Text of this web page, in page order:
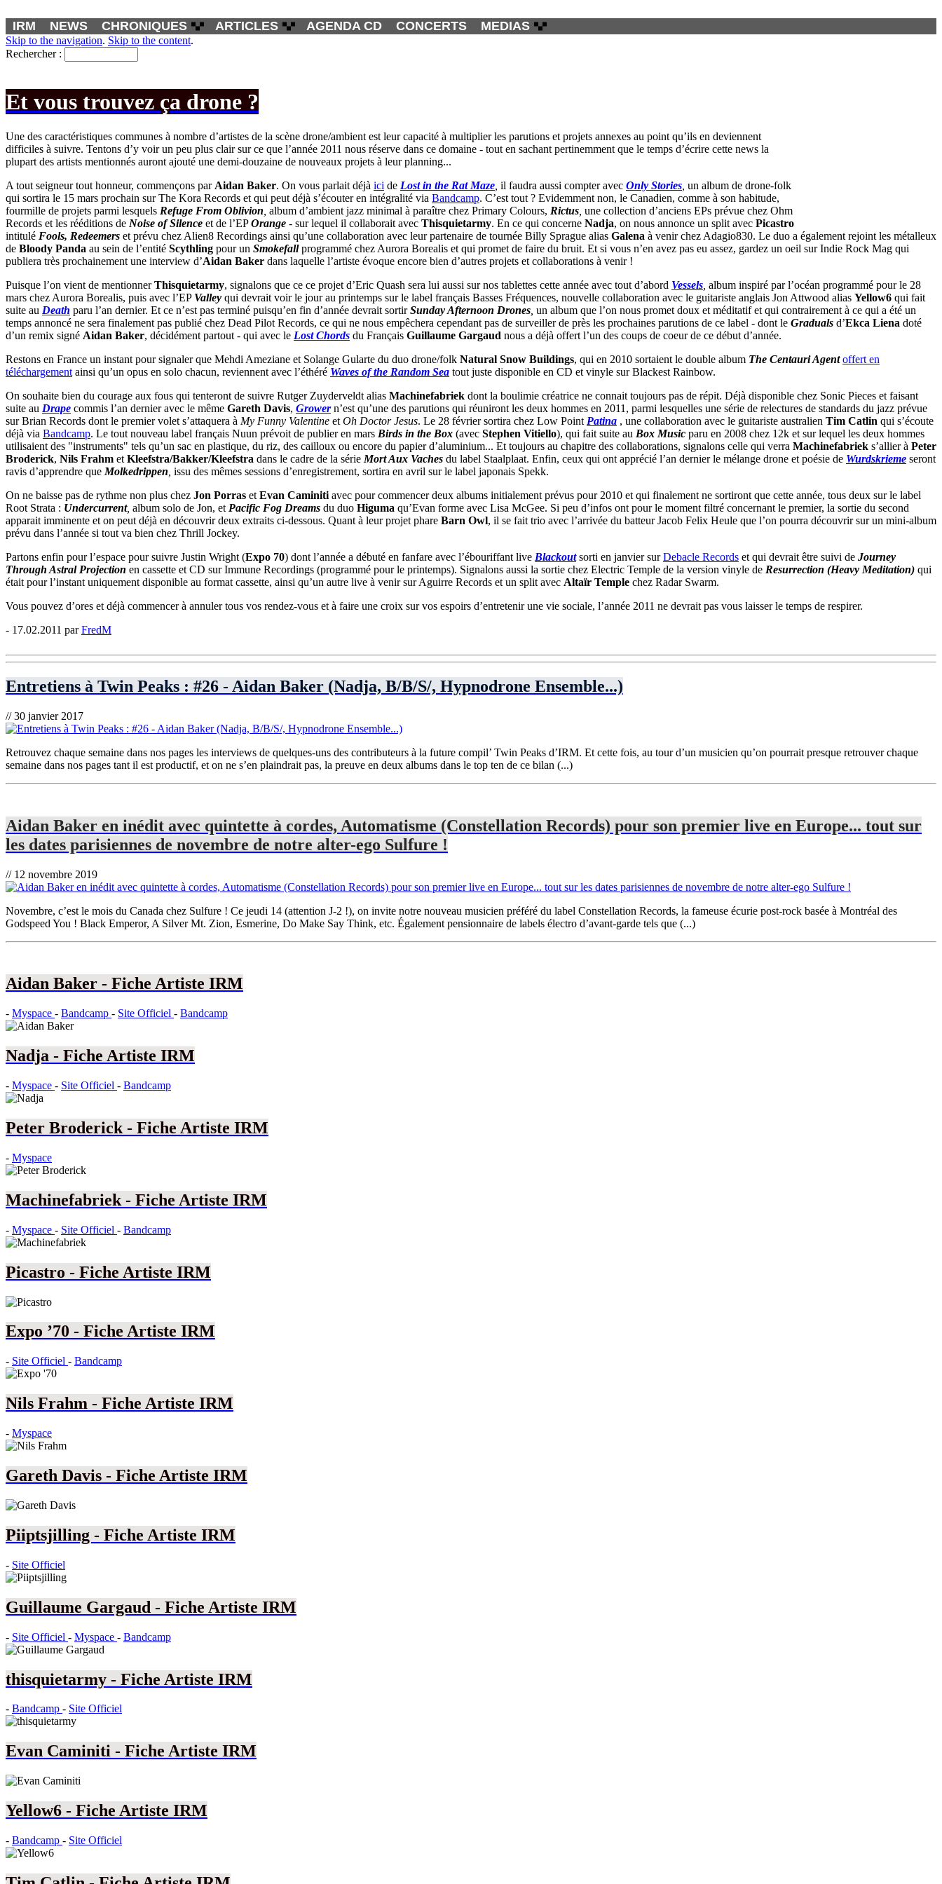
IRM NEWS CHRONIQUES ARTICLES AGENDA CD CONCERTS MEDIAS
Skip to the navigation. Skip to the content.
Rechercher :
Et vous trouvez ça drone ?
Une des caractéristiques communes à nombre d’artistes de la scène drone/ambient est leur capacité à multiplier les parutions et projets annexes au point qu’ils en deviennent
difficiles à suivre. Tentons d’y voir un peu plus clair sur ce que l’année 2011 nous réserve dans ce domaine - tout en sachant pertinemment que le temps d’écrire cette news la
plupart des artists mentionnés auront ajouté une demi-douzaine de nouveaux projets à leur planning...
A tout seigneur tout honneur, commençons par Aidan Baker. On vous parlait déjà ici de Lost in the Rat Maze il faudra aussi compter avec Only Stories un album de drone-folk
qui sortira le 15 mars prochain sur The Kora Records et qui peut déjà s’écouter en intégralité via Bandcamp. C’est tout ? Evidemment non, le Canadien, comme à son habitude,
fourmille de projets parmi lesquels Refuge From Oblivion album d’ambient jazz minimal à paraître chez Primary Colours, Rictus une collection d’anciens EPs prévue chez Ohm
Records et les rééditions de Noise of Silence et de l’EPOrange - sur lequel il collaborait avec Thisquietarmy. En ce qui concerne Nadja, on nous annonce un split avec Picastro
intitulé Fools, Redeemers et prévu chez Alien8 Recordings ainsi qu’une collaboration avec leur partenaire de tournée Billy Sprague alias Galena à venir chez Adagio830. Le duo a également rejoint les métalleux
de Bloody Panda au sein de l’entité Scythling pour un Smokefall programmé chez Aurora Borealis et qui promet de faire du bruit. Et si vous n’en avez pas eu assez, gardez un oeil sur Indie Rock Mag qui
publiera très prochainement une interview d’Aidan Baker dans laquelle l’artiste évoque encore bien d’autres projets et collaborations à venir !
Puisque l’on vient de mentionnerThisquietarmy, signalons que ce ce projet d’Eric Quash sera lui aussi sur nos tablettes cette année avec tout d’abord Vessels album inspiré par l’océan programmé pour le 28
mars chez Aurora Borealis, puis avec l’EP Valley qui devrait voir le jour au printemps sur le label français Basses Fréquences, nouvelle collaboration avec le guitariste anglais Jon Attwood alias Yellow6 qui fait
suite au Death paru l’an dernier. Et ce n’est pas terminé puisqu’en fin d’année devrait sortirSunday Afternoon Drones un album que l’on nous promet doux et méditatif et qui contrairement à ce qui a été un
temps annoncé ne sera finalement pas publié chez Dead Pilot Records, ce qui ne nous empêchera cependant pas de surveiller de près les prochaines parutions de ce label - dont le Graduals d’Ekca Liena doté
d’un remix signé Aidan Baker, décidément partout - qui avec le Lost Chords du Français Guillaume Gargaud nous a déjà offert l’un des coups de coeur de ce début d’année.
Restons en France un instant pour signaler que Mehdi Ameziane et Solange Gularte du duo drone/folk Natural Snow Buildings, qui en 2010 sortaient le double album The Centauri Agent offert en
téléchargement ainsi qu’un opus en solo chacun, reviennent avec l’éthéré Waves of the Random Sea tout juste disponible en CD et vinyle sur Blackest Rainbow.
On souhaite bien du courage aux fous qui tenteront de suivre Rutger Zuyderveldt alias Machinefabriek dont la boulimie créatrice ne connait toujours pas de répit. Déjà disponible chez Sonic Pieces et faisant
suite au Drape commis l’an dernier avec le même Gareth Davis, Grower n’est qu’une des parutions qui réuniront les deux hommes en 2011, parmi lesquelles une série de relectures de standards du jazz prévue
sur Brian Records dont le premier volet s’attaquera à My Funny Valentine et Oh Doctor Jesus. Le 28 février sortira chez Low Point Patina , une collaboration avec le guitariste australien Tim Catlin qui s’écoute
déjà via Bandcamp. Le tout nouveau label français Nuun prévoit de publier en mars Birds in the Box (avec Stephen Vitiello), qui fait suite au Box Music paru en 2008 chez 12k et sur lequel les deux hommes
utilisaient des "instruments" tels qu’un sac en plastique, du riz, des cailloux ou encore du papier d’aluminium... Et toujours au chapitre des collaborations, signalons celle qui verra Machinefabriek s’allier à Peter
Broderick, Nils Frahm et Kleefstra/Bakker/Kleefstra dans le cadre de la série Mort Aux Vaches du label Staalplaat. Enfin, ceux qui ont apprécié l’an dernier le mélange drone et poésie de Wurdskrieme seront
ravis d’apprendre que Molkedrippen issu des mêmes sessions d’enregistrement, sortira en avril sur le label japonais Spekk.
On ne baisse pas de rythme non plus chez Jon Porras et Evan Caminiti avec pour commencer deux albums initialement prévus pour 2010 et qui finalement ne sortiront que cette année, tous deux sur le label
Root Strata : Undercurrent, album solo de Jon, et Pacific Fog Dreams du duo Higuma qu’Evan forme avec Lisa McGee. Si peu d’infos ont pour le moment filtré concernant le premier, la sortie du second
apparait imminente et on peut déjà en découvrir deux extraits ci-dessous. Quant à leur projet phare Barn Owl, il se fait trio avec l’arrivée du batteur Jacob Felix Heule que l’on pourra découvrir sur un mini-album
prévu dans l’année si tout va bien chez Thrill Jockey.
Partons enfin pour l’espace pour suivre Justin Wright (Expo 70) dont l’année a débuté en fanfare avec l’ébouriffant live Blackout sorti en janvier surDebacle Records et qui devrait être suivi de Journey
Through Astral Projection en cassette et CD sur Immune Recordings (programmé pour le printemps). Signalons aussi la sortie chez Electric Temple de la version vinyle de Resurrection (Heavy Meditation) qui
était pour l’instant uniquement disponible au format cassette, ainsi qu’un autre live à venir sur Aguirre Records et un split avec Altaïr Temple chez Radar Swarm.
Vous pouvez d’ores et déjà commencer à annuler tous vos rendez-vous et à faire une croix sur vos espoirs d’entretenir une vie sociale, l’année 2011 ne devrait pas vous laisser le temps de respirer.
- 17.02.2011 parFredM
Entretiens à Twin Peaks : #26 - Aidan Baker (Nadja, B/B/S/, Hypnodrone Ensemble...)
// 30 janvier 2017
Retrouvez chaque semaine dans nos pages les interviews de quelques-uns des contributeurs à la future compil’ Twin Peaks d’IRM. Et cette fois, au tour d’un musicien qu’on pourrait presque retrouver chaque
semaine dans nos pages tant il est productif, et on ne s’en plaindrait pas, la preuve en deux albums dans le top ten de ce bilan (...)
Aidan Baker en inédit avec quintette à cordes, Automatisme (Constellation Records) pour son premier live en Europe... tout sur
les dates parisiennes de novembre de notre alter-ego Sulfure !
// 12 novembre 2019
Novembre, c’est le mois du Canada chez Sulfure ! Ce jeudi 14 (attention J-2 !), on invite notre nouveau musicien préféré du label Constellation Records, la fameuse écurie post-rock basée à Montréal des
Godspeed You ! Black Emperor, A Silver Mt. Zion, Esmerine, Do Make Say Think, etc. Également pensionnaire de labels électro d’avant-garde tels que (...)
Aidan Baker - Fiche Artiste IRM
- Myspace - Bandcamp - Site Officiel - Bandcamp
Nadja - Fiche Artiste IRM
- Myspace - Site Officiel - Bandcamp
Peter Broderick - Fiche Artiste IRM
- Myspace
Machinefabriek - Fiche Artiste IRM
- Myspace - Site Officiel - Bandcamp
Picastro - Fiche Artiste IRM
Expo ’70 - Fiche Artiste IRM
- Site Officiel - Bandcamp
Nils Frahm - Fiche Artiste IRM
- Myspace
Gareth Davis - Fiche Artiste IRM
Piiptsjilling - Fiche Artiste IRM
- Site Officiel
Guillaume Gargaud - Fiche Artiste IRM
- Site Officiel - Myspace - Bandcamp
thisquietarmy - Fiche Artiste IRM
- Bandcamp - Site Officiel
Evan Caminiti - Fiche Artiste IRM
Yellow6 - Fiche Artiste IRM
- Bandcamp - Site Officiel